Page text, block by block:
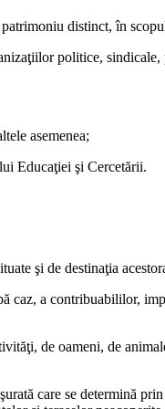
distinct, în
politice,
asemenea;
Educaţiei şi Cercetării.
şi de destinaţia
a contribuabililor,
de oameni, de
care se determină